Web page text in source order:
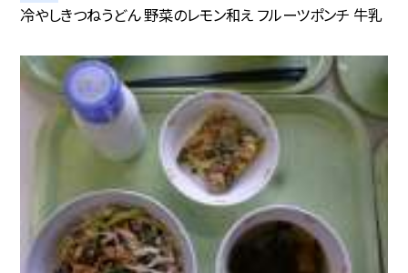
冷やしきつねうどん 野菜のレモン和え フルーツポンチ 牛乳